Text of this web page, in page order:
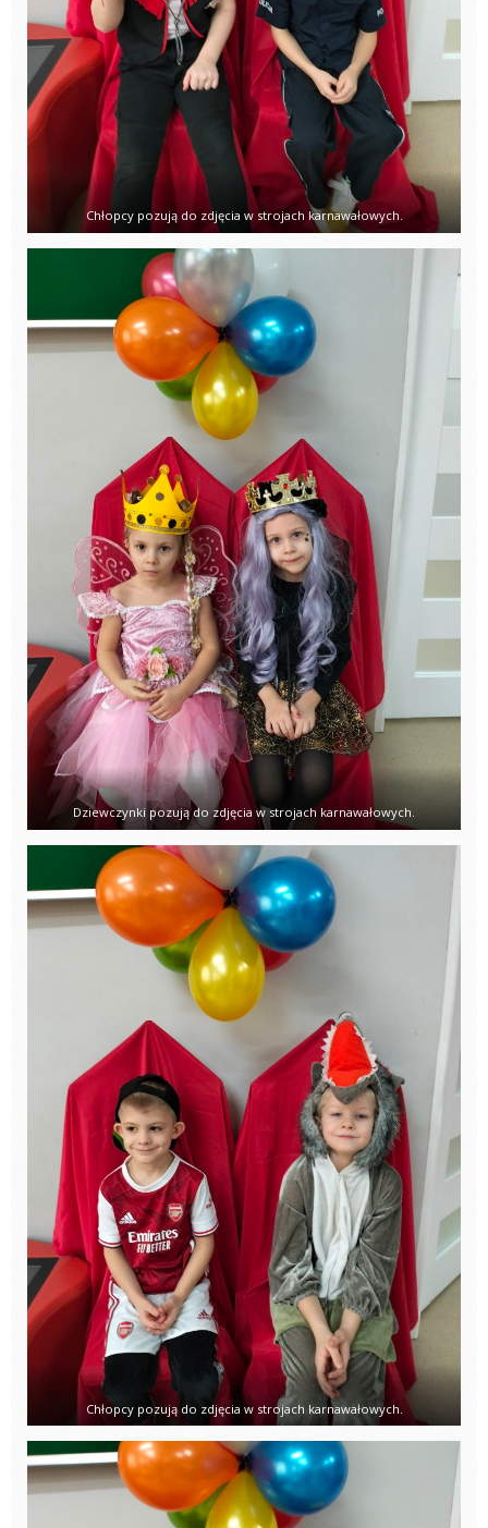
Chłopcy pozują do zdjęcia w strojach karnawałowych.
Dziewczynki pozują do zdjęcia w strojach karnawałowych.
Chłopcy pozują do zdjęcia w strojach karnawałowych.